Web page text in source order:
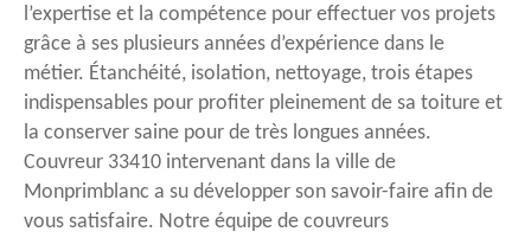
l’expertise et la compétence pour effectuer vos projets
grâce à ses plusieurs années d’expérience dans le
métier. Étanchéité, isolation, nettoyage, trois étapes
indispensables pour profiter pleinement de sa toiture et
la conserver saine pour de très longues années.
Couvreur 33410 intervenant dans la ville de
Monprimblanc a su développer son savoir-faire afin de
vous satisfaire. Notre équipe de couvreurs